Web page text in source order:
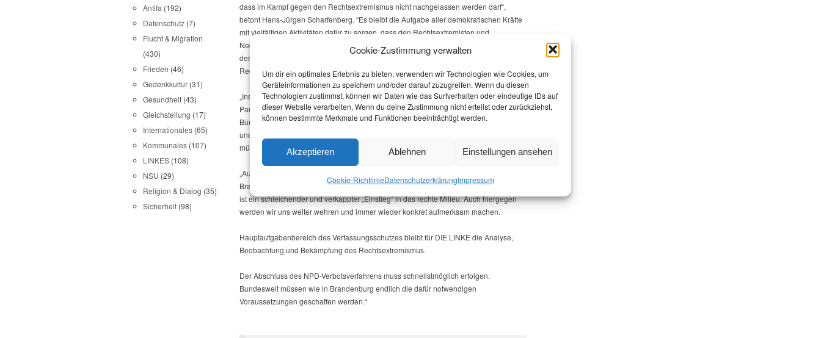
Cookie-Zustimmung verwalten
Um dir ein optimales Erlebnis zu bieten, verwenden wir Technologien wie Cookies, um
Geräteinformationen zu speichern und/oder darauf zuzugreifen. Wenn du diesen
Technologien zustimmst, können wir Daten wie das Surfverhalten oder eindeutige IDs auf
dieser Website verarbeiten. Wenn du deine Zustimmung nicht erteilst oder zurückziehst,
können bestimmte Merkmale und Funktionen beeinträchtigt werden.
Akzeptieren Ablehnen Einstellungen ansehen
Cookie-RichtlinieDatenschutz­erklärungImpressum
Antifa (192)
Datenschutz (7)
Flucht & Migration
(430)
Frieden (46)
Gedenkkultur (31)
Gesundheit (43)
Gleichstellung (17)
Internationales (65)
Kommunales (107)
LINKES (108)
NSU (29)
Religion & Dialog (35)
Sicherheit (98)
dass im Kampf gegen den Rechtsextremismus nicht nachgelassen werden darf“,
betont Hans-Jürgen Scharfenberg. “Es bleibt die Aufgabe aller demokratischen Kräfte
mit vielfältigen Aktivitäten dafür zu sorgen, dass den Rechtsextremisten und
Neofaschisten der öffentliche Raum nicht überlassen wird. Genau deshalb werden wir
den Haushaltsanträgen der AfD nicht zustimmen, die Mittel im Kampf gegen
Rechtsextremismus zu kürzen.“
„Insbesondere die Beschädigungen von Büros von Vereinen, Abgeordneten und
Parteien, die Einschüchterung von Initiativen oder Bürgermeisterinnen und
Bürgermeistern, die sich in ihren Orten für Flüchtlinge engagieren, zeigen, dass Polizei
und Justiz ihren Verfolgungsdruck aufrecht erhalten und Täter schnell bestraft werden
müssen“, erklärt Andrea Johlige.
„Auch die Zahl rechtsextremer Hassbands und Hassmusik ist seit Jahren in
Brandenburg unverändert hoch. Das bereitet uns Sorge, denn diese emotionale Form
ist ein schleichender und verkappter „Einstieg“ in das rechte Milieu. Auch hiergegen
werden wir uns weiter wehren und immer wieder konkret aufmerksam machen.
Hauptaufgabenbereich des Verfassungsschutzes bleibt für DIE LINKE die Analyse,
Beobachtung und Bekämpfung des Rechtsextremismus.
Der Abschluss des NPD-Verbotsverfahrens muss schnellstmöglich erfolgen.
Bundesweit müssen wie in Brandenburg endlich die dafür notwendigen
Voraussetzungen geschaffen werden.“